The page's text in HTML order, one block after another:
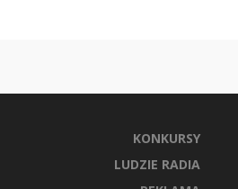
KONKURSY
LUDZIE RADIA